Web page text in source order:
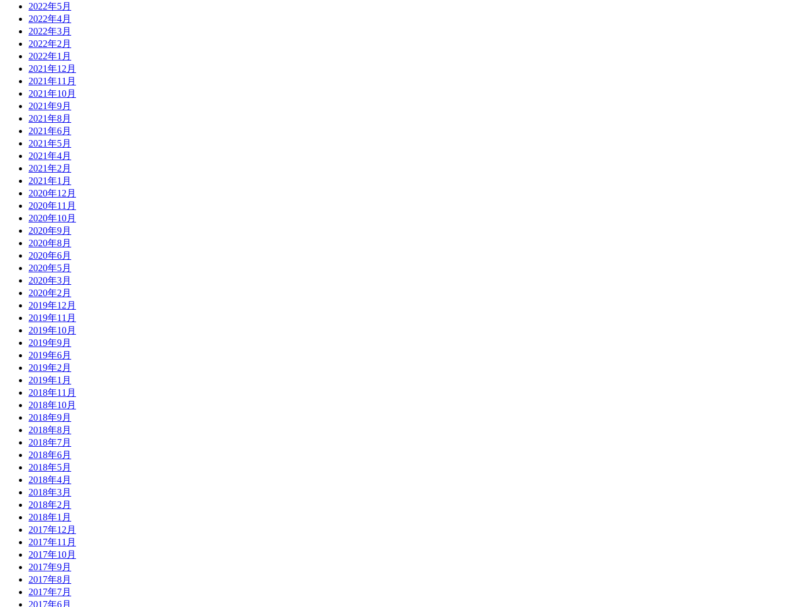
2022年5月
2022年4月
2022年3月
2022年2月
2022年1月
2021年12月
2021年11月
2021年10月
2021年9月
2021年8月
2021年6月
2021年5月
2021年4月
2021年2月
2021年1月
2020年12月
2020年11月
2020年10月
2020年9月
2020年8月
2020年6月
2020年5月
2020年3月
2020年2月
2019年12月
2019年11月
2019年10月
2019年9月
2019年6月
2019年2月
2019年1月
2018年11月
2018年10月
2018年9月
2018年8月
2018年7月
2018年6月
2018年5月
2018年4月
2018年3月
2018年2月
2018年1月
2017年12月
2017年11月
2017年10月
2017年9月
2017年8月
2017年7月
2017年6月